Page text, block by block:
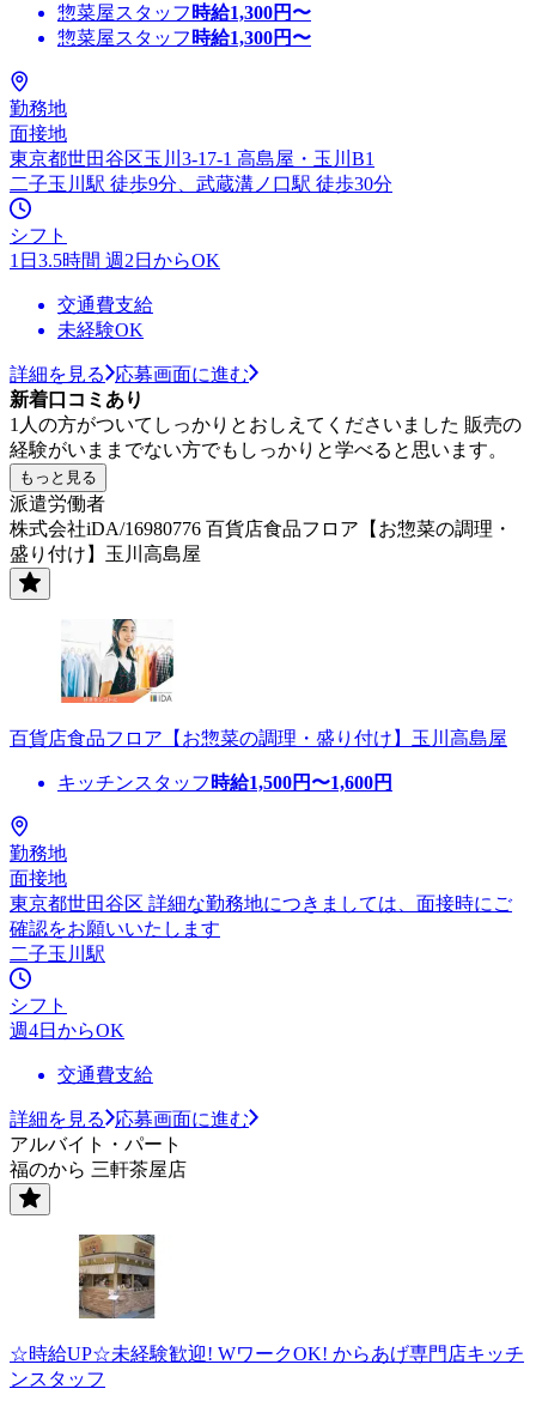
惣菜屋スタッフ 時給1,300円〜
惣菜屋スタッフ 時給1,300円〜
勤務地
面接地
東京都世田谷区玉川3-17-1 高島屋・玉川B1
二子玉川駅 徒歩9分、武蔵溝ノ口駅 徒歩30分
シフト
1日3.5時間 週2日からOK
交通費支給
未経験OK
詳細を見る
応募画面に進む
新着口コミあり
1人の方がついてしっかりとおしえてくださいました 販売の
経験がいままでない方でもしっかりと学べると思います。
もっと見る
派遣労働者
株式会社iDA/16980776 百貨店食品フロア【お惣菜の調理・
盛り付け】玉川高島屋
百貨店食品フロア【お惣菜の調理・盛り付け】玉川高島屋
キッチンスタッフ 時給1,500円〜1,600円
勤務地
面接地
東京都世田谷区 詳細な勤務地につきましては、面接時にご
確認をお願いいたします
二子玉川駅
シフト
週4日からOK
交通費支給
詳細を見る
応募画面に進む
アルバイト・パート
福のから 三軒茶屋店
☆時給UP☆未経験歓迎! WワークOK! からあげ専門店キッチ
ンスタッフ